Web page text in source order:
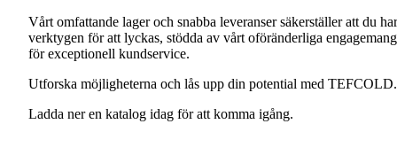
Vårt omfattande lager och snabba leveranser säkerställer att du har
verktygen för att lyckas, stödda av vårt oföränderliga engagemang
för exceptionell kundservice.
Utforska möjligheterna och lås upp din potential med TEFCOLD.
Ladda ner en katalog idag för att komma igång.